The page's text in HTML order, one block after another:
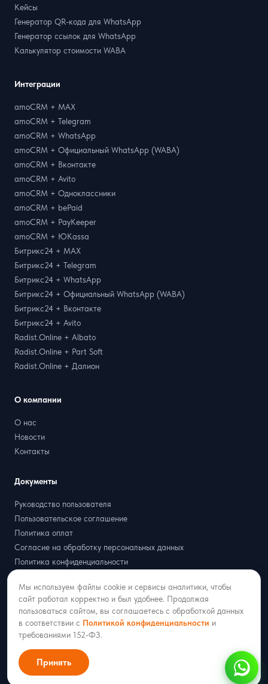
Интеграции
amoCRM + MAX
amoCRM + Telegram
amoCRM + WhatsApp
amoCRM + Официальный WhatsApp (WABA)
amoCRM + Вконтакте
amoCRM + Avito
amoCRM + Одноклассники
amoCRM + bePaid
amoCRM + PayKeeper
amoCRM + ЮKassa
Битрикс24 + MAX
Битрикс24 + Telegram
Битрикс24 + WhatsApp
Битрикс24 + Официальный WhatsApp (WABA)
Битрикс24 + Вконтакте
Битрикс24 + Avito
Radist.Online + Albato
Radist.Online + Part Soft
Radist.Online + Далион
Кейсы
Генератор QR-кода для WhatsApp
Генератор ссылок для WhatsApp
Калькулятор стоимости WABA
О компании
О нас
Новости
Контакты
Документы
Руководство пользователя
Пользовательское соглашение
Политика оплат
Согласие на обработку персональных данных
Политика конфиденциальности
Партнёрская оферта
2018–2026 ООО «РАДИСТ ОНЛАЙН»
* WhatsApp принадлежит компании Meta, признанной экстремистской и
запрещённой на территории РФ.
Мы используем файлы cookie и сервисы аналитики, чтобы
сайт работал корректно и был удобнее. Продолжая
пользоваться сайтом, вы соглашаетесь с обработкой данных
в соответствии с Политикой конфиденциальности и
требованиями 152-ФЗ.
Принять